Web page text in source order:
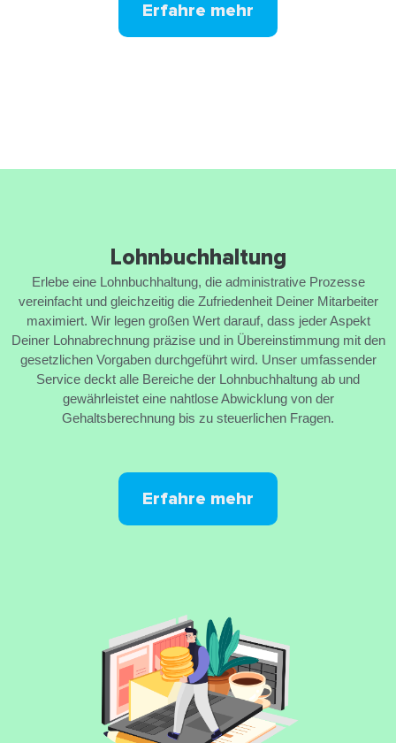
Erfahre mehr
Lohnbuchhaltung
Erlebe eine Lohnbuchhaltung, die administrative Prozesse
vereinfacht und gleichzeitig die Zufriedenheit Deiner Mitarbeiter
maximiert. Wir legen großen Wert darauf, dass jeder Aspekt
Deiner Lohnabrechnung präzise und in Übereinstimmung mit den
gesetzlichen Vorgaben durchgeführt wird. Unser umfassender
Service deckt alle Bereiche der Lohnbuchhaltung ab und
gewährleistet eine nahtlose Abwicklung von der
Gehaltsberechnung bis zu steuerlichen Fragen.
Erfahre mehr